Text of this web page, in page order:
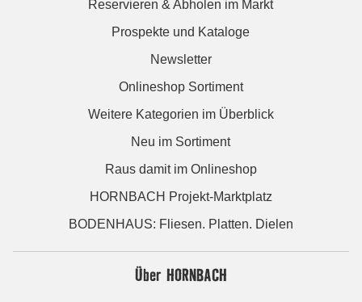
Reservieren & Abholen im Markt
Prospekte und Kataloge
Newsletter
Onlineshop Sortiment
Weitere Kategorien im Überblick
Neu im Sortiment
Raus damit im Onlineshop
HORNBACH Projekt-Marktplatz
BODENHAUS: Fliesen. Platten. Dielen
Über HORNBACH